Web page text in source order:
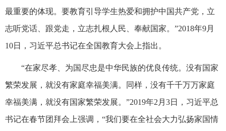
最重要的体现。要教育引导学生热爱和拥护中国共产党，立
志听党话、跟党走，立志扎根人民、奉献国家。”2018年9月
10日，习近平总书记在全国教育大会上指出。
“在家尽孝、为国尽忠是中华民族的优良传统。没有国家
繁荣发展，就没有家庭幸福美满。同样，没有千千万万家庭
幸福美满，就没有国家繁荣发展。”2019年2月3日，习近平总
书记在春节团拜会上强调，“我们要在全社会大力弘扬家国情